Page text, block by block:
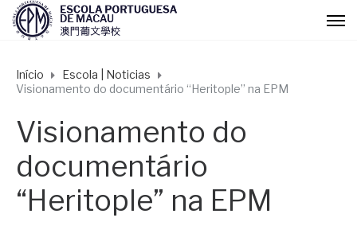
Início
Escola | Noticias
Visionamento do documentário “Heritople” na EPM
Visionamento do
documentário
“Heritople” na EPM